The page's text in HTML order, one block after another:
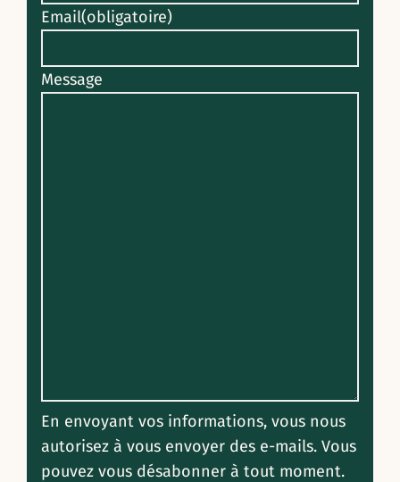
Email(obligatoire)
Message
En envoyant vos informations, vous nous
autorisez à vous envoyer des e-mails. Vous
pouvez vous désabonner à tout moment.